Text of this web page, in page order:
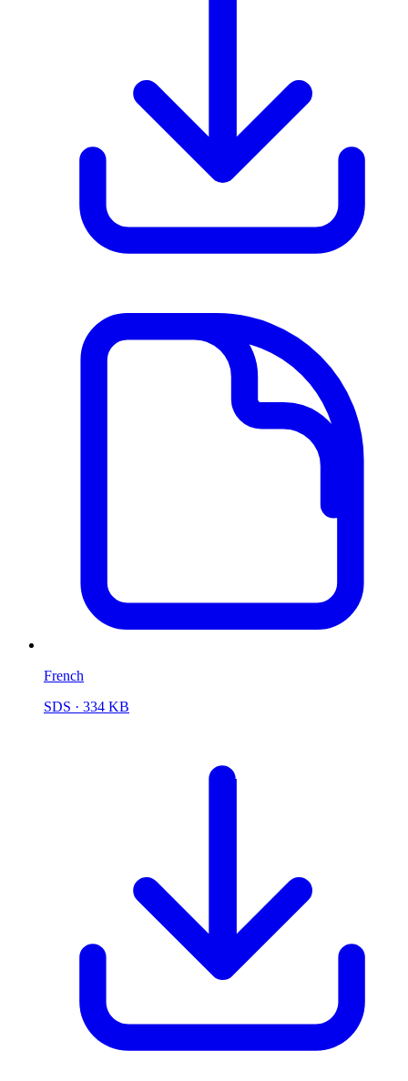
French
SDS · 334 KB